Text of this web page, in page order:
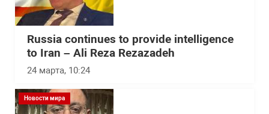
Russia continues to provide intelligence
to Iran – Ali Reza Rezazadeh
24 марта, 10:24
Новости мира